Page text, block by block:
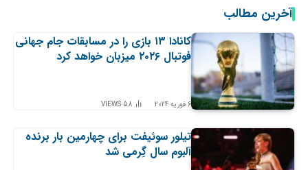
آخرین مطالب
کانادا ۱۳ بازی را در مسابقات جام جهانی
فوتبال ۲۰۲۶ میزبان خواهد کرد
6 فوریه 2024 58
VIEWS
تیلور سوئیفت برای چهارمین بار برنده
آلبوم سال گِرمی شد